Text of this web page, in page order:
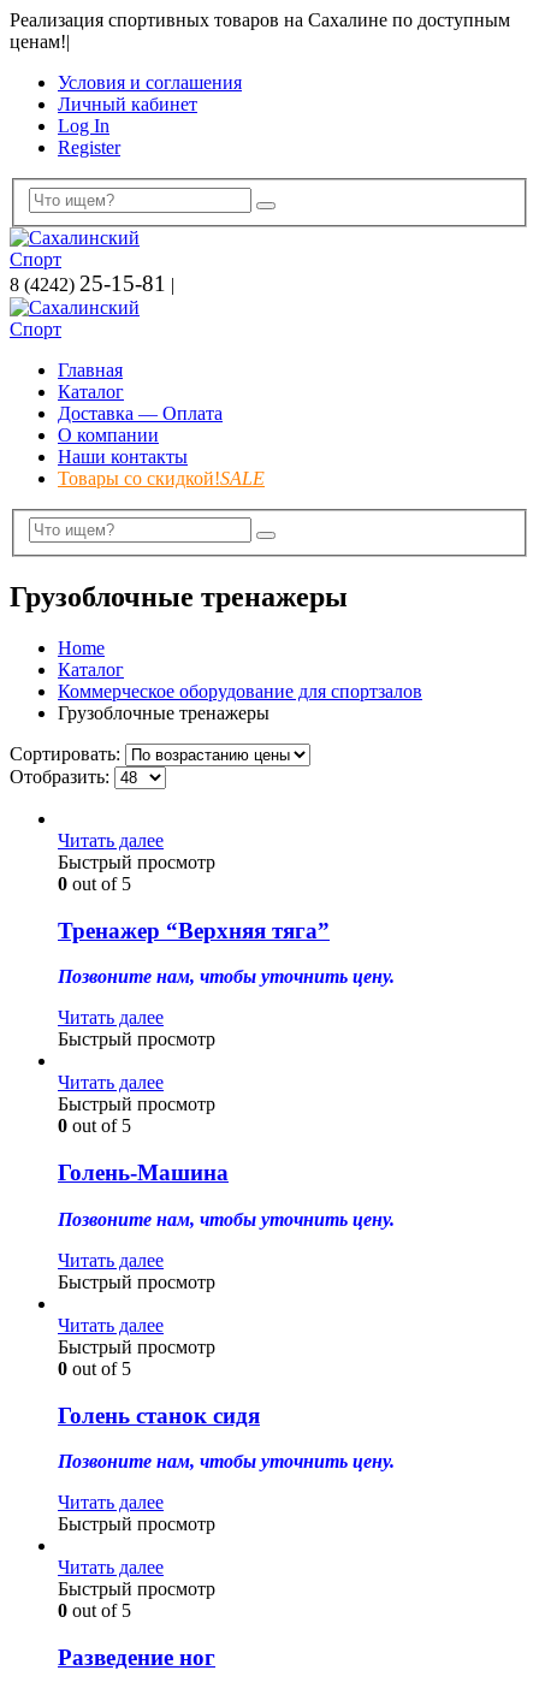
Реализация спортивных товаров на Сахалине по доступным
ценам!|
Условия и соглашения
Личный кабинет
Log In
Register
8 (4242) 25-15-81 |
Главная
Каталог
Доставка — Оплата
О компании
Наши контакты
Товары со скидкой!SALE
Грузоблочные тренажеры
Home
Каталог
Коммерческое оборудование для спортзалов
Грузоблочные тренажеры
Сортировать:
Отобразить:
Читать далее
Быстрый просмотр
0 out of 5
Тренажер “Верхняя тяга”
Позвоните нам, чтобы уточнить цену.
Читать далее
Быстрый просмотр
Читать далее
Быстрый просмотр
0 out of 5
Голень-Машина
Позвоните нам, чтобы уточнить цену.
Читать далее
Быстрый просмотр
Читать далее
Быстрый просмотр
0 out of 5
Голень станок сидя
Позвоните нам, чтобы уточнить цену.
Читать далее
Быстрый просмотр
Читать далее
Быстрый просмотр
0 out of 5
Разведение ног